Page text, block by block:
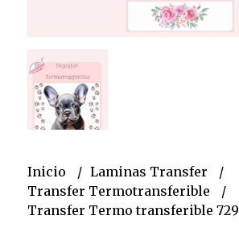
Inicio
Laminas Transfer
Transfer Termotransferible
Transfer Termo transferible 729